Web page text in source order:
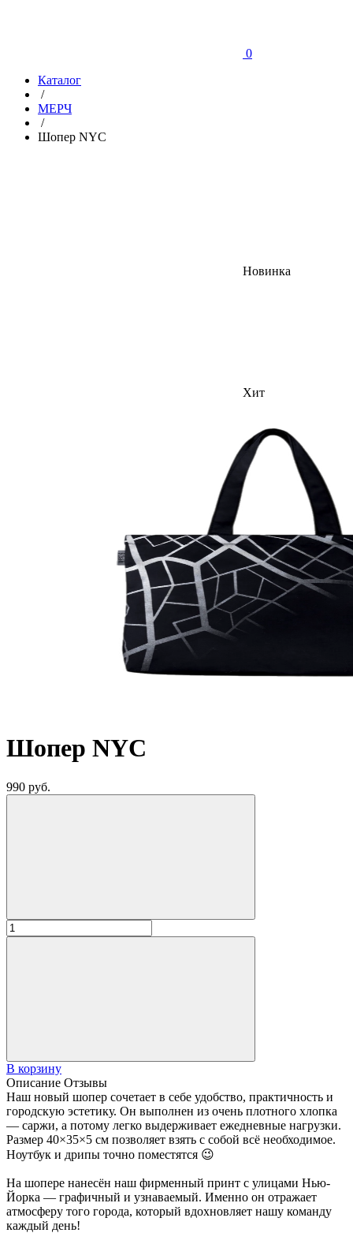
0
Каталог
/
МЕРЧ
/
Шопер NYC
Новинка
Хит
Шопер NYC
990 руб.
В корзину
Описание Отзывы
Наш новый шопер сочетает в себе удобство, практичность и
городскую эстетику. Он выполнен из очень плотного хлопка
— саржи, а потому легко выдерживает ежедневные нагрузки.
Размер 40×35×5 см позволяет взять с собой всё необходимое.
Ноутбук и дрипы точно поместятся 😉
На шопере нанесён наш фирменный принт с улицами Нью-
Йорка — графичный и узнаваемый. Именно он отражает
атмосферу того города, который вдохновляет нашу команду
каждый день!